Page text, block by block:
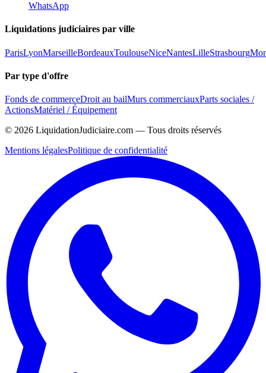
WhatsApp
Liquidations judiciaires par ville
ParisLyonMarseilleBordeauxToulouseNiceNantesLilleStrasbourg
Par type d'offre
Fonds de commerceDroit au bailMurs commerciauxParts sociales /
ActionsMatériel / Équipement
© 2026 LiquidationJudiciaire.com — Tous droits réservés
Mentions légalesPolitique de confidentialité